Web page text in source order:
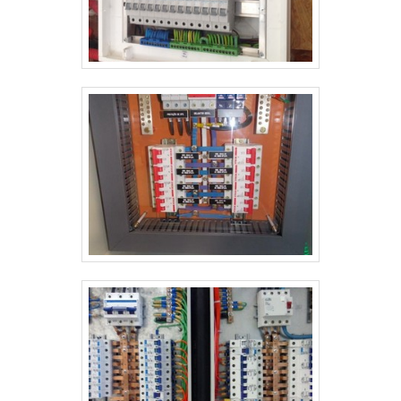
performance de uma equipe multidisciplinar de
consultores associados e equipe focada na ética e
aplicação das melhores práticas no mercado, fecha
todo o ciclo de entrega com excelência para toda a
carteira de clientes.
de fora no planejamento de empresas que visam
apenas o lucro, deixando a desejar nos outros
fatores.É por esta razão que a Pégaso Soluções
Elétricas é uma empresa responsável quando se trata
do segmento de engenharia. A empresa foca no que
há de melhor na atualidade para os clientes.A MELHOR
EMPRESA NO SEGMENTONa Pégaso Soluções
Elétricas tem a solução ideal para engenharia.
Prezando pelo que há de mais moderno, traz
inovações e variedades em banco de capacitores
para correção de fator de potência e quadro para
custo-benefício.Para uma maior satisfação dos
clientes, a empresa busca investir nos melhores
profissionais do mercado, e em instalações
modernas, garantindo assim, a sua confiança e boa
cotação no mercado.A Pégaso Soluções Elétricas é